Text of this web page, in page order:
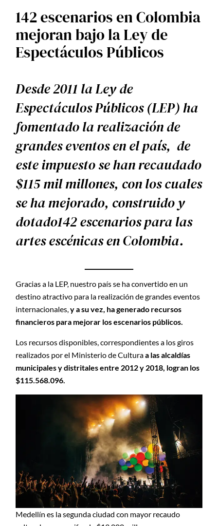
142 escenarios en Colombia
mejoran bajo la Ley de
Espectáculos Públicos
Desde 2011 la Ley de
Espectáculos Públicos (LEP) ha
fomentado la realización de
grandes eventos en el país, de
este impuesto se han recaudado
$115 mil millones, con los cuales
se ha mejorado, construido y
dotado142 escenarios para las
artes escénicas en Colombia.​
Gracias a la LEP, nuestro país se ha convertido en un
destino atractivo para la realización de grandes eventos
internacionales, y a su vez, ha generado recursos
financieros para mejorar los escenarios públicos.
Los recursos disponibles, correspondientes a los giros
realizados por el Ministerio de Culturaa las alcaldías
municipales y distritales entre 2012 y 2018, logran los
$115.568.096.
Medellín es la segunda ciudad con mayor recaudo